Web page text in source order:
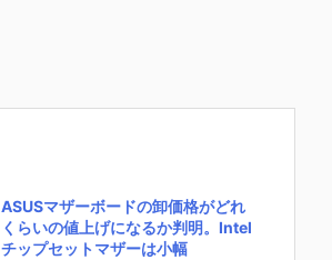
ASUSマザーボードの卸価格がどれ
くらいの値上げになるか判明。Intel
チップセットマザーは小幅